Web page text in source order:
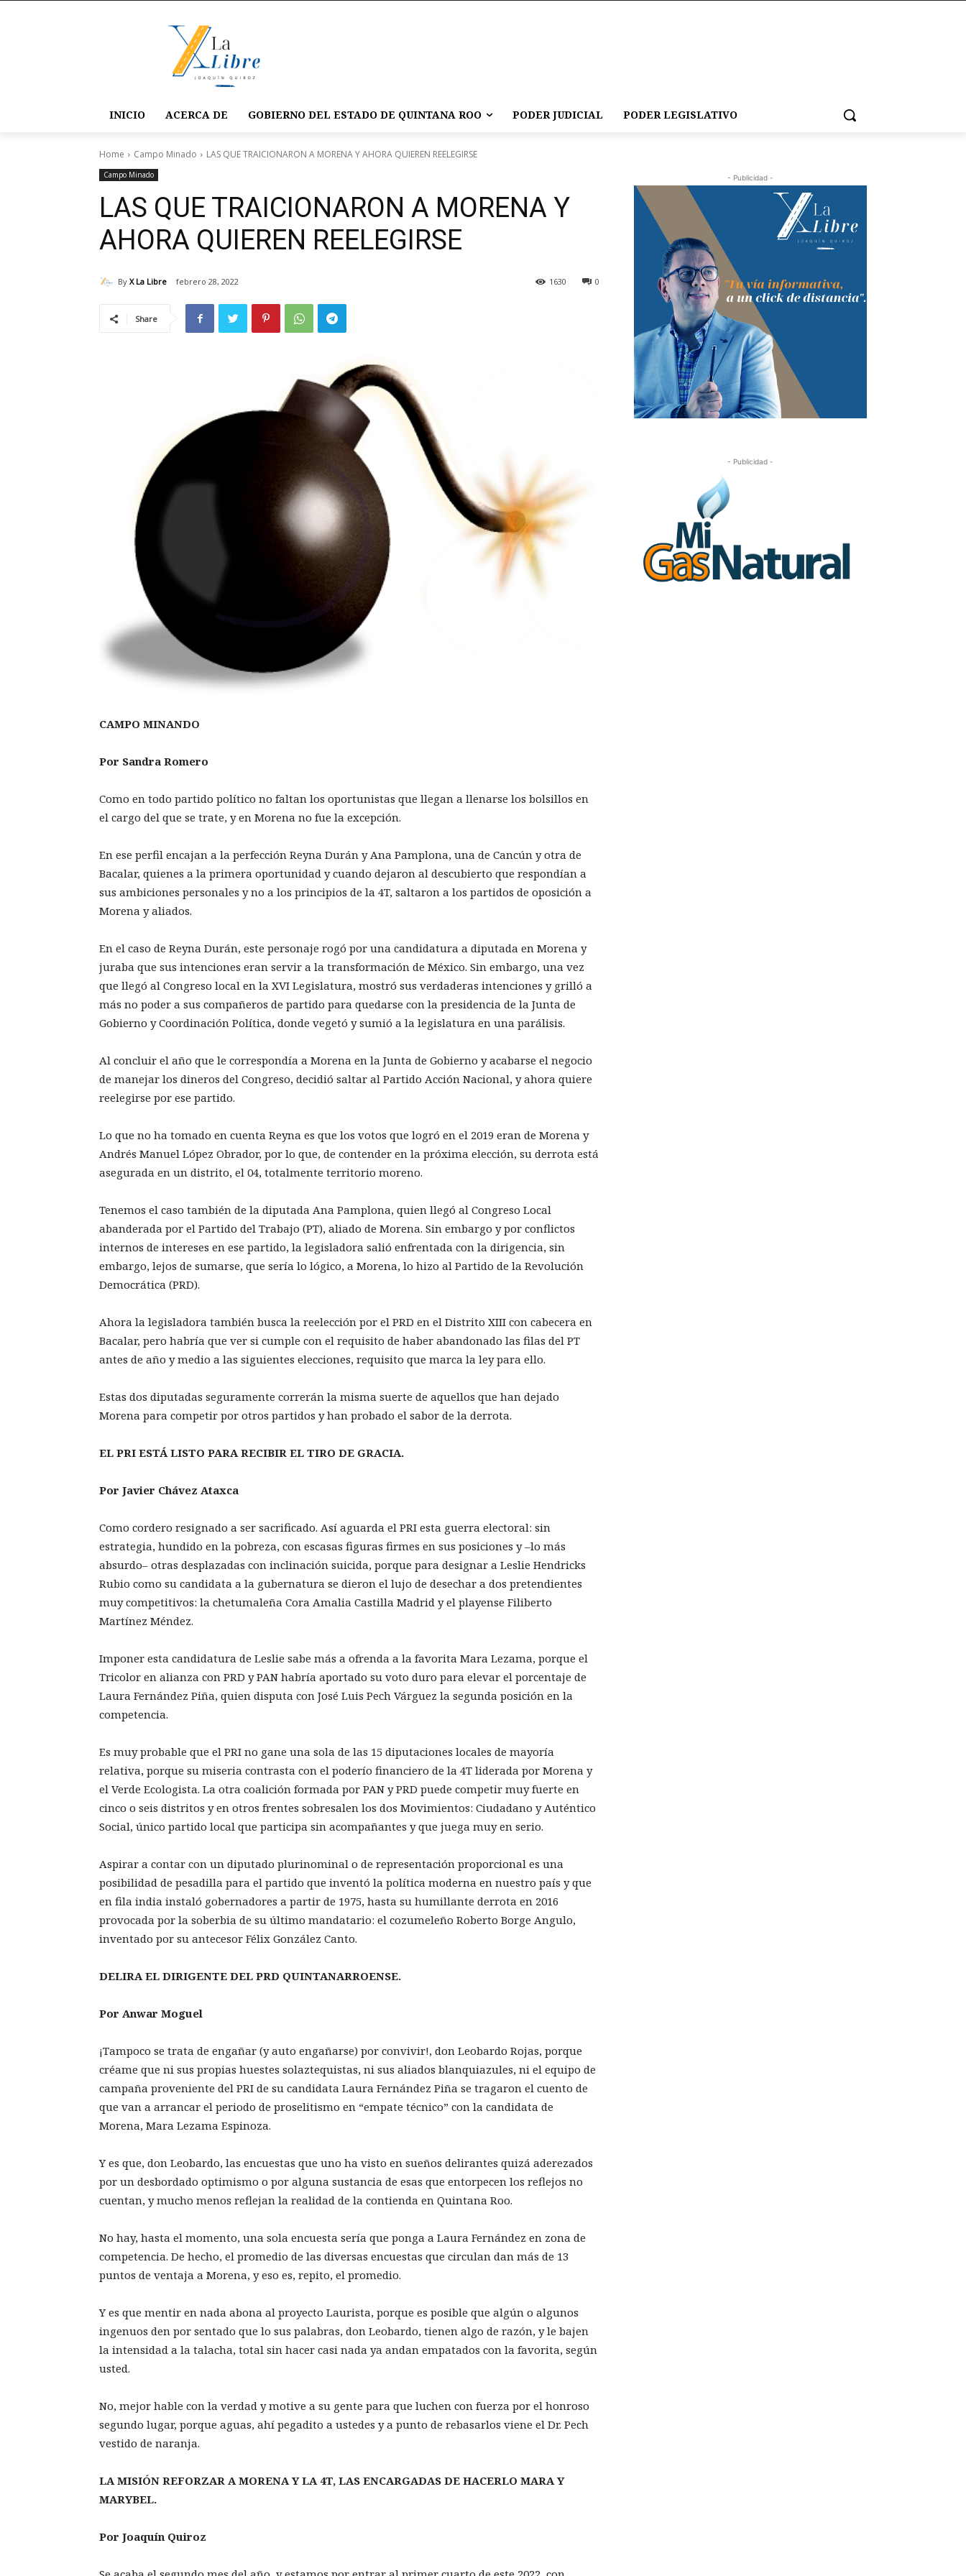
INICIO ACERCA DE GOBIERNO DEL ESTADO DE QUINTANA ROO PODER JUDICIAL PODER LEGISLATIVO
Home Campo Minado LAS QUE TRAICIONARON A MORENA Y AHORA QUIEREN REELEGIRSE
Campo Minado
LAS QUE TRAICIONARON A MORENA Y
AHORA QUIEREN REELEGIRSE
By X La Libre febrero 28, 2022 0
1630
Share
CAMPO MINANDO
Por Sandra Romero
Como en todo partido político no faltan los oportunistas que llegan a llenarse los bolsillos en
el cargo del que se trate, y en Morena no fue la excepción.
En ese perfil encajan a la perfección Reyna Durán y Ana Pamplona, una de Cancún y otra de
Bacalar, quienes a la primera oportunidad y cuando dejaron al descubierto que respondían a
sus ambiciones personales y no a los principios de la 4T, saltaron a los partidos de oposición a
Morena y aliados.
En el caso de Reyna Durán, este personaje rogó por una candidatura a diputada en Morena y
juraba que sus intenciones eran servir a la transformación de México. Sin embargo, una vez
que llegó al Congreso local en la XVI Legislatura, mostró sus verdaderas intenciones y grilló a
más no poder a sus compañeros de partido para quedarse con la presidencia de la Junta de
Gobierno y Coordinación Política, donde vegetó y sumió a la legislatura en una parálisis.
Al concluir el año que le correspondía a Morena en la Junta de Gobierno y acabarse el negocio
de manejar los dineros del Congreso, decidió saltar al Partido Acción Nacional, y ahora quiere
reelegirse por ese partido.
Lo que no ha tomado en cuenta Reyna es que los votos que logró en el 2019 eran de Morena y
Andrés Manuel López Obrador, por lo que, de contender en la próxima elección, su derrota está
asegurada en un distrito, el 04, totalmente territorio moreno.
Tenemos el caso también de la diputada Ana Pamplona, quien llegó al Congreso Local
abanderada por el Partido del Trabajo (PT), aliado de Morena. Sin embargo y por conflictos
internos de intereses en ese partido, la legisladora salió enfrentada con la dirigencia, sin
embargo, lejos de sumarse, que sería lo lógico, a Morena, lo hizo al Partido de la Revolución
Democrática (PRD).
Ahora la legisladora también busca la reelección por el PRD en el Distrito XIII con cabecera en
Bacalar, pero habría que ver si cumple con el requisito de haber abandonado las filas del PT
antes de año y medio a las siguientes elecciones, requisito que marca la ley para ello.
Estas dos diputadas seguramente correrán la misma suerte de aquellos que han dejado
Morena para competir por otros partidos y han probado el sabor de la derrota.
EL PRI ESTÁ LISTO PARA RECIBIR EL TIRO DE GRACIA.
Por Javier Chávez Ataxca
Como cordero resignado a ser sacrificado. Así aguarda el PRI esta guerra electoral: sin
estrategia, hundido en la pobreza, con escasas figuras firmes en sus posiciones y –lo más
absurdo– otras desplazadas con inclinación suicida, porque para designar a Leslie Hendricks
Rubio como su candidata a la gubernatura se dieron el lujo de desechar a dos pretendientes
muy competitivos: la chetumaleña Cora Amalia Castilla Madrid y el playense Filiberto
Martínez Méndez.
Imponer esta candidatura de Leslie sabe más a ofrenda a la favorita Mara Lezama, porque el
Tricolor en alianza con PRD y PAN habría aportado su voto duro para elevar el porcentaje de
Laura Fernández Piña, quien disputa con José Luis Pech Várguez la segunda posición en la
competencia.
Es muy probable que el PRI no gane una sola de las 15 diputaciones locales de mayoría
relativa, porque su miseria contrasta con el poderío financiero de la 4T liderada por Morena y
el Verde Ecologista. La otra coalición formada por PAN y PRD puede competir muy fuerte en
cinco o seis distritos y en otros frentes sobresalen los dos Movimientos: Ciudadano y Auténtico
Social, único partido local que participa sin acompañantes y que juega muy en serio.
Aspirar a contar con un diputado plurinominal o de representación proporcional es una
posibilidad de pesadilla para el partido que inventó la política moderna en nuestro país y que
en fila india instaló gobernadores a partir de 1975, hasta su humillante derrota en 2016
provocada por la soberbia de su último mandatario: el cozumeleño Roberto Borge Angulo,
inventado por su antecesor Félix González Canto.
DELIRA EL DIRIGENTE DEL PRD QUINTANARROENSE.
Por Anwar Moguel
¡Tampoco se trata de engañar (y auto engañarse) por convivir!, don Leobardo Rojas, porque
créame que ni sus propias huestes solaztequistas, ni sus aliados blanquiazules, ni el equipo de
campaña proveniente del PRI de su candidata Laura Fernández Piña se tragaron el cuento de
que van a arrancar el periodo de proselitismo en “empate técnico” con la candidata de
Morena, Mara Lezama Espinoza.
Y es que, don Leobardo, las encuestas que uno ha visto en sueños delirantes quizá aderezados
por un desbordado optimismo o por alguna sustancia de esas que entorpecen los reflejos no
cuentan, y mucho menos reflejan la realidad de la contienda en Quintana Roo.
No hay, hasta el momento, una sola encuesta sería que ponga a Laura Fernández en zona de
competencia. De hecho, el promedio de las diversas encuestas que circulan dan más de 13
puntos de ventaja a Morena, y eso es, repito, el promedio.
Y es que mentir en nada abona al proyecto Laurista, porque es posible que algún o algunos
ingenuos den por sentado que lo sus palabras, don Leobardo, tienen algo de razón, y le bajen
la intensidad a la talacha, total sin hacer casi nada ya andan empatados con la favorita, según
usted.
No, mejor hable con la verdad y motive a su gente para que luchen con fuerza por el honroso
segundo lugar, porque aguas, ahí pegadito a ustedes y a punto de rebasarlos viene el Dr. Pech
vestido de naranja.
LA MISIÓN REFORZAR A MORENA Y LA 4T, LAS ENCARGADAS DE HACERLO MARA Y
MARYBEL.
Por Joaquín Quiroz
- Publicidad -
- Publicidad -